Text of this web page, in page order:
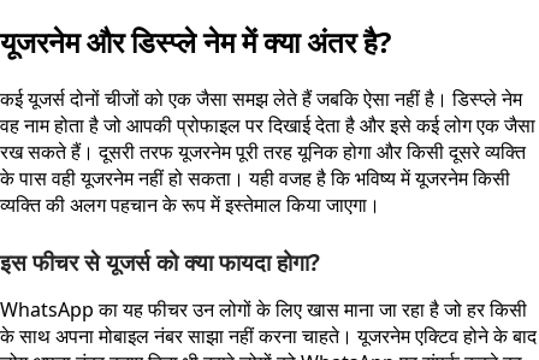
यूजरनेम और डिस्प्ले नेम में क्या अंतर है?
कई यूजर्स दोनों चीजों को एक जैसा समझ लेते हैं जबकि ऐसा नहीं है। डिस्प्ले नेम
वह नाम होता है जो आपकी प्रोफाइल पर दिखाई देता है और इसे कई लोग एक जैसा
रख सकते हैं। दूसरी तरफ यूजरनेम पूरी तरह यूनिक होगा और किसी दूसरे व्यक्ति
के पास वही यूजरनेम नहीं हो सकता। यही वजह है कि भविष्य में यूजरनेम किसी
व्यक्ति की अलग पहचान के रूप में इस्तेमाल किया जाएगा।
इस फीचर से यूजर्स को क्या फायदा होगा?
WhatsApp का यह फीचर उन लोगों के लिए खास माना जा रहा है जो हर किसी
के साथ अपना मोबाइल नंबर साझा नहीं करना चाहते। यूजरनेम एक्टिव होने के बाद